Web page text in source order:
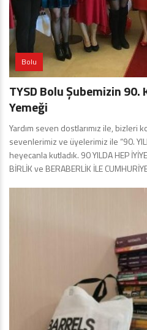
Bolu
TYSD Bolu Şubemizin 90.
Yemeği
Yardım seven dostlarımız ile, bizleri
sevenlerimiz ve üyelerimiz ile “90.
heyecanla kutladık. 90 YILDA HEP
BİRLİK ve BERABERLİK İLE